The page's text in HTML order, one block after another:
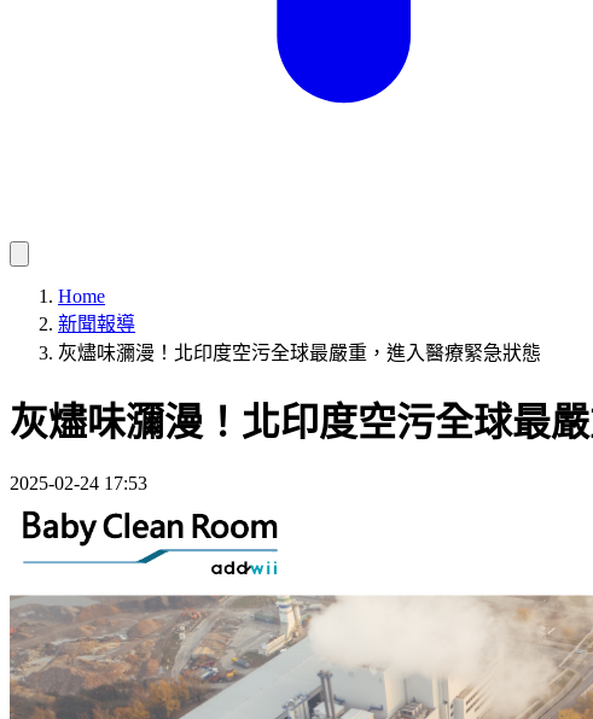
Home
新聞報導
灰燼味瀰漫！北印度空污全球最嚴重，進入醫療緊急狀態
灰燼味瀰漫！北印度空污全球最
2025-02-24 17:53